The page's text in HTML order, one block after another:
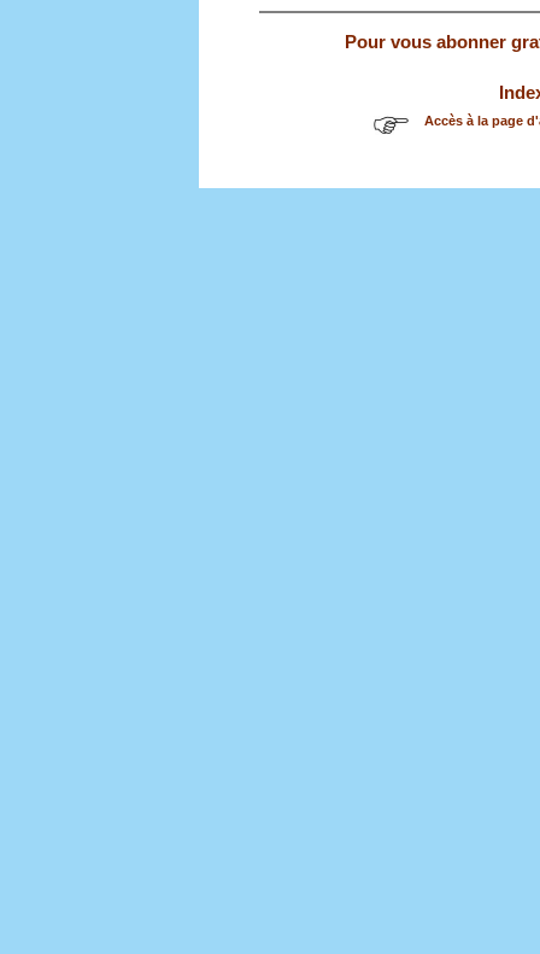
Pour vous abonner
Accès à la page